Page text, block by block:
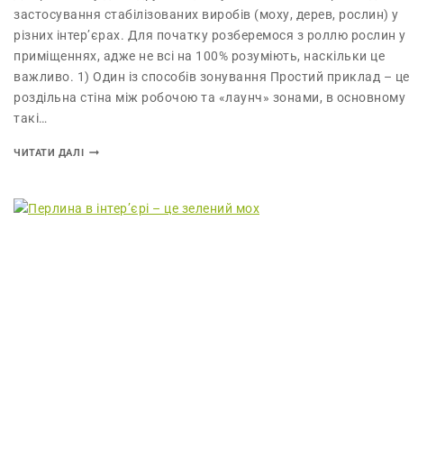
застосування стабілізованих виробів (моху, дерев, рослин) у
різних інтер’єрах. Для початку розберемося з роллю рослин у
приміщеннях, адже не всі на 100% розуміють, наскільки це
важливо. 1) Один із способів зонування Простий приклад – це
роздільна стіна між робочою та «лаунч» зонами, в основному
такі…
ЧИТАТИ ДАЛІ